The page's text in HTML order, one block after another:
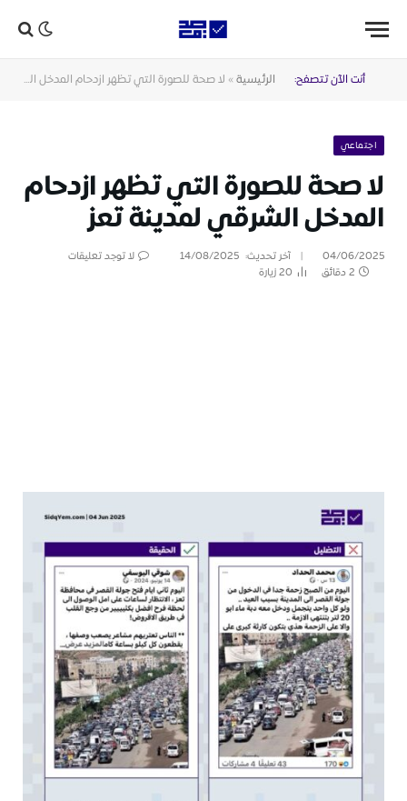
أنت الآن تتصفح: الرئيسية » لا صحة للصورة التي تظهر ازدحام المدخل الشرقي لمدينة تعز
اجتماعي
لا صحة للصورة التي تظهر ازدحام
المدخل الشرقي لمدينة تعز
04/06/2025 آخر تحديث: 14/08/2025
لا توجد تعليقات
2 دقائق
20زيارة